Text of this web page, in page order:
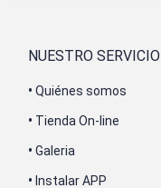
NUESTRO SERVICIO
• Quiénes somos
• Tienda On-line
• Galeria
• Instalar APP